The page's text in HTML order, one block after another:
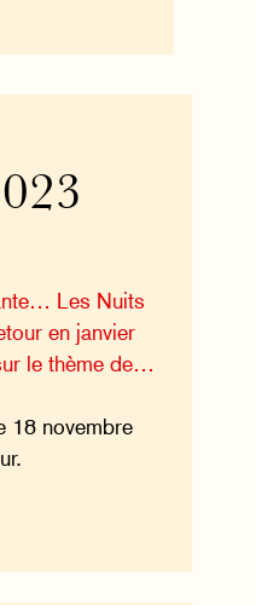
Les Nuits
en janvier
le thème de…
18 novembre